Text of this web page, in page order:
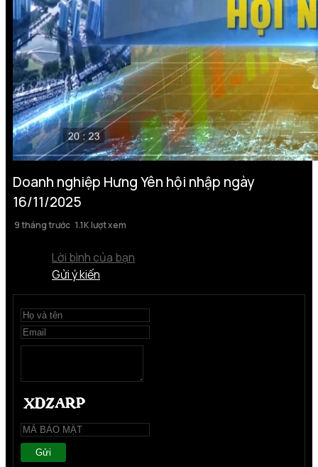
Doanh nghiệp Hưng Yên hội nhập ngày
16/11/2025
9 tháng trước 1.1K lượt xem
Lời bình của bạn
Gửi ý kiến
Gửi